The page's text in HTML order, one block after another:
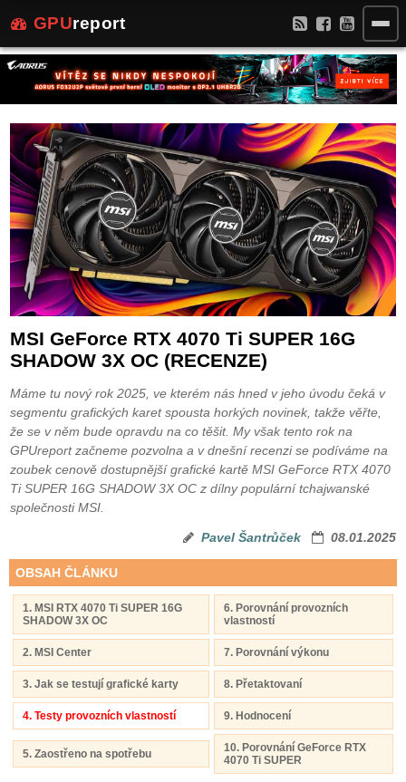
GPUreport
MSI GeForce RTX 4070 Ti SUPER 16G
SHADOW 3X OC (RECENZE)
Máme tu nový rok 2025, ve kterém nás hned v jeho úvodu čeká v
segmentu grafických karet spousta horkých novinek, takže věřte,
že se v něm bude opravdu na co těšit. My však tento rok na
GPUreport začneme pozvolna a v dnešní recenzi se podíváme na
zoubek cenově dostupnější grafické kartě MSI GeForce RTX 4070
Ti SUPER 16G SHADOW 3X OC z dílny populární tchajwanské
společnosti MSI.
Pavel Šantrůček 08.01.2025
OBSAH ČLÁNKU
1. MSI RTX 4070 Ti SUPER 16G
SHADOW 3X OC
6. Porovnání provozních
vlastností
2. MSI Center 7. Porovnání výkonu
3. Jak se testují grafické karty 8. Přetaktovaní
4. Testy provozních vlastností 9. Hodnocení
5. Zaostřeno na spotřebu
10. Porovnání GeForce RTX
4070 Ti SUPER